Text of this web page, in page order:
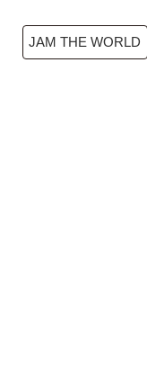
JAM THE WORLD